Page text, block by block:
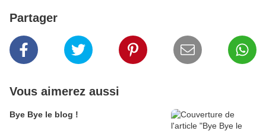
Partager
Vous aimerez aussi
Bye Bye le blog !